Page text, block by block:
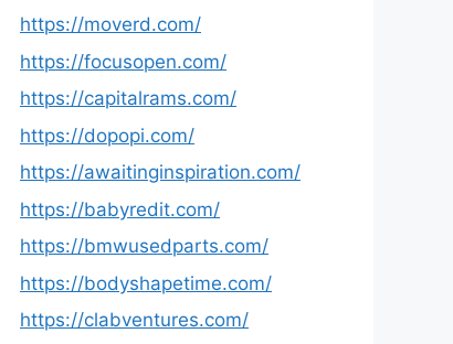
https://moverd.com/
https://focusopen.com/
https://capitalrams.com/
https://dopopi.com/
https://awaitinginspiration.com/
https://babyredit.com/
https://bmwusedparts.com/
https://bodyshapetime.com/
https://clabventures.com/